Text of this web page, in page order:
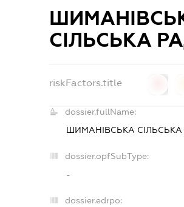
СІЛЬСЬКА
riskFactors.title
dossier.fullName:
ШИМАНІВСЬКА
dossier.opfSubType:
-
dossier.edrpo: